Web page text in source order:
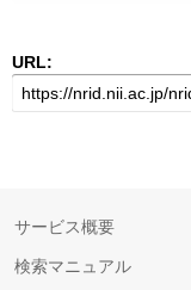
URL:
サービス概要
検索マニュアル